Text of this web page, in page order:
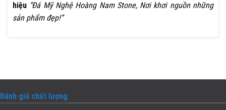
hiệu “Đá Mỹ Nghệ Hoàng Nam Stone, Nơi khơi nguồn những
sản phẩm đẹp!”
Đánh giá chất lượng